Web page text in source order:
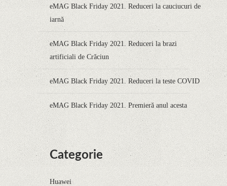
eMAG Black Friday 2021. Reduceri la cauciucuri de
iarnă
eMAG Black Friday 2021. Reduceri la brazi
artificiali de Crăciun
eMAG Black Friday 2021. Reduceri la teste COVID
eMAG Black Friday 2021. Premieră anul acesta
Categorie
Huawei